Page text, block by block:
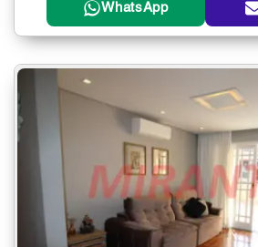
WhatsApp